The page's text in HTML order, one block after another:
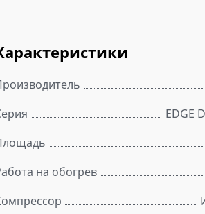
EDGE
на обогрев